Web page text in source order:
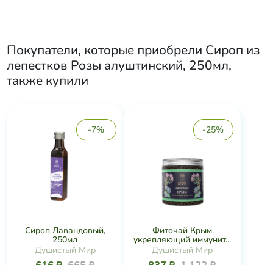
Покупатели, которые приобрели Сироп из
лепестков Розы алуштинский, 250мл,
также купили
-7%
Сироп Лавандовый,
250мл
Душистый Мир
-25%
Фиточай Крым
укрепляющий иммунит...
Душистый Мир